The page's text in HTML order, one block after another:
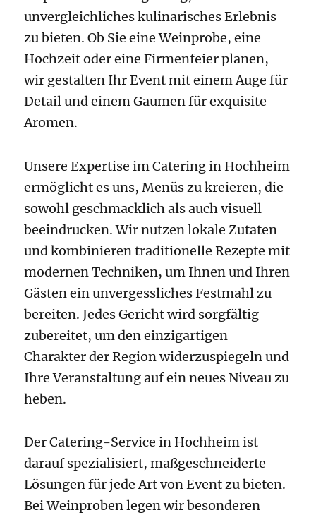
unvergleichliches kulinarisches Erlebnis
zu bieten. Ob Sie eine Weinprobe, eine
Hochzeit oder eine Firmenfeier planen,
wir gestalten Ihr Event mit einem Auge für
Detail und einem Gaumen für exquisite
Aromen.
Unsere Expertise im Catering in Hochheim
ermöglicht es uns, Menüs zu kreieren, die
sowohl geschmacklich als auch visuell
beeindrucken. Wir nutzen lokale Zutaten
und kombinieren traditionelle Rezepte mit
modernen Techniken, um Ihnen und Ihren
Gästen ein unvergessliches Festmahl zu
bereiten. Jedes Gericht wird sorgfältig
zubereitet, um den einzigartigen
Charakter der Region widerzuspiegeln und
Ihre Veranstaltung auf ein neues Niveau zu
heben.
Der Catering-Service in Hochheim ist
darauf spezialisiert, maßgeschneiderte
Lösungen für jede Art von Event zu bieten.
Bei Weinproben legen wir besonderen